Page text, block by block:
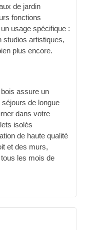
de jardin
fonctions
usage spécifique :
studios artistiques,
plus encore.
assure un
de longue
dans votre
isolés
de haute qualité
et des murs,
les mois de